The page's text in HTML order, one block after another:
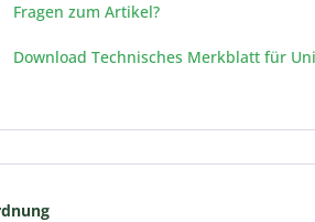
Fragen zum Artikel?
Download Technisches Merkblatt für